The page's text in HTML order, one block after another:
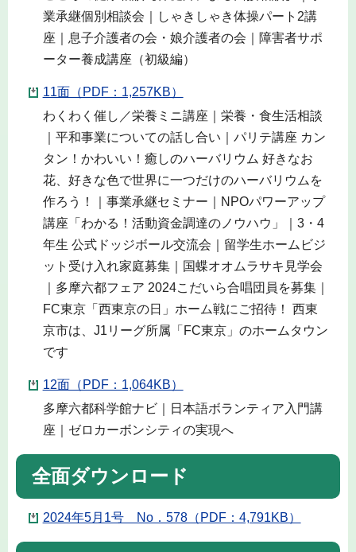
業承継個別相談会｜しゃきしゃき体操パート2講
座｜息子介護者の会・娘介護者の会｜障害者サポ
ーター養成講座（初級編）
11面（PDF：1,257KB）
わくわく催し／栄養ミニ講座｜栄養・食生活相談
｜平和事業についての話し合い｜パリテ講座 カン
タン！かわいい！癒しのハーバリウム 好きなお
花、好きな色で世界に一つだけのハーバリウムを
作ろう！｜事業承継セミナー｜NPOパワーアップ
講座「わかる！活動資金調達のノウハウ」｜3・4
年生 公式ドッジボール交流会｜留学生ホームビジ
ット受け入れ家庭募集｜国蝶オオムラサキ見学会
｜多摩六都フェア 2024こだいら合唱団員を募集｜
FC東京「西東京の日」ホーム戦にご招待！ 西東
京市は、J1リーグ所属「FC東京」のホームタウン
です
12面（PDF：1,064KB）
多摩六都科学館ナビ｜日本語ボランティア入門講
座｜ゼロカーボンシティの実現へ
全面ダウンロード
2024年5月1号 No．578（PDF：4,791KB）